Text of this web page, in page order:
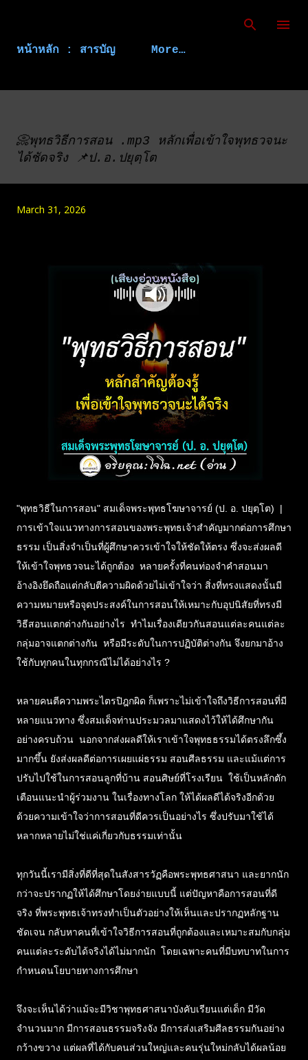
หน้าหลัก : สารบัญ More…
📀พุทธวิธีการสอน .mp3 หลักเพื่อเข้าใจพุทธวจนะ
ได้ชัดจริง 📌ป.อ.ปยุตฺโต
March 31, 2026
"พุทธวิธีในการสอน" สมเด็จพระพุทธโฆษาจารย์ (ป. อ. ปยุตฺโต) |
การเข้าใจแนวทางการสอนของพระพุทธเจ้าสำคัญมากต่อการศึกษา
ธรรม เป็นสิ่งจำเป็นที่ผู้ศึกษาควรเข้าใจให้ชัดให้ตรง ซึ่งจะส่งผลดี
ให้เข้าใจพุทธวจนะได้ถูกต้อง หลายครั้งที่คนท่องจำคำสอนมา
อ้างอิงยึดถือแต่กลับตีความผิดด้วยไม่เข้าใจว่า สิ่งที่ทรงแสดงนั้นมี
ความหมายหรือจุดประสงค์ในการสอนให้เหมาะกับอุปนิสัยที่ทรงมี
วิธีสอนแตกต่างกันอย่างไร ทำไมเรื่องเดียวกันสอนแต่ละคนแต่ละ
กลุ่มอาจแตกต่างกัน หรือมีระดับในการปฏิบัติต่างกัน จึงยกมาอ้าง
ใช้กับทุกคนในทุกกรณีไม่ได้อย่างไร ?
หลายคนตีความพระไตรปิฎกผิด ก็เพราะไม่เข้าใจถึงวิธีการสอนที่มี
หลายแนวทาง ซึ่งสมเด็จท่านประมวลมาแสดงไว้ให้ได้ศึกษากัน
อย่างครบถ้วน นอกจากส่งผลดีให้เราเข้าใจพุทธธรรมได้ตรงลึกซึ้ง
มากขึ้น ยังส่งผลดีต่อการเผยแผ่ธรรม สอนศีลธรรม และแม้แต่การ
ปรับไปใช้ในการสอนลูกที่บ้าน สอนศิษย์ที่โรงเรียน ใช้เป็นหลักตัก
เตือนแนะนำผู้ร่วมงาน ในเรื่องทางโลก ให้ได้ผลดีได้จริงอีกด้วย
ด้วยความเข้าใจว่าการสอนที่ดีควรเป็นอย่างไร ซึ่งปรับมาใช้ได้
หลากหลายไม่ใช่แค่เกี่ยวกับธรรมเท่านั้น
ทุกวันนี้เรามีสิ่งที่ดีที่สุดในสังสารวัฏคือพระพุทธศาสนา และยากนัก
กว่าจะปรากฏให้ได้ศึกษาโดยง่ายแบบนี้ แต่ปัญหาคือการสอนที่ดี
จริง ที่พระพุทธเจ้าทรงทำเป็นตัวอย่างให้เห็นและปรากฏหลักฐาน
ชัดเจน กลับหาคนที่เข้าใจวิธีการสอนที่ถูกต้องและเหมาะสมกับกลุ่ม
คนแต่ละระดับได้จริงได้ไม่มากนัก โดยเฉพาะคนที่มีบทบาทในการ
กำหนดนโยบายทางการศึกษา
จึงจะเห็นได้ว่าแม้จะมีวิชาพุทธศาสนาบังคับเรียนแต่เด็ก มีวัด
จำนวนมาก มีการสอนธรรมจริงจัง มีการส่งเสริมศีลธรรมกันอย่าง
กว้างขวาง แต่ผลที่ได้กับคนส่วนใหญ่และคนรุ่นใหม่กลับได้ผลน้อย